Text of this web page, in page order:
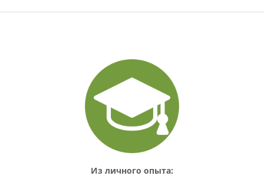
Из личного опыта: